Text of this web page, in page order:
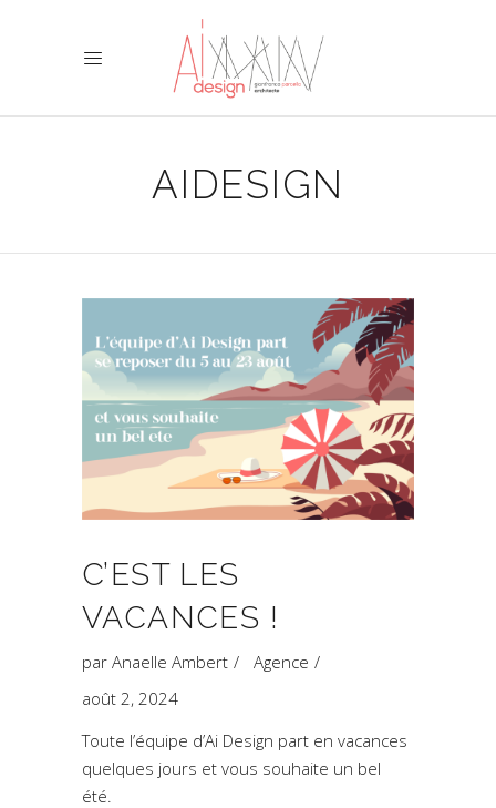
AIDESIGN
C’EST LES
VACANCES !
par Anaelle Ambert
Agence
août 2, 2024
Toute l’équipe d’Ai Design part en vacances
quelques jours et vous souhaite un bel
été.